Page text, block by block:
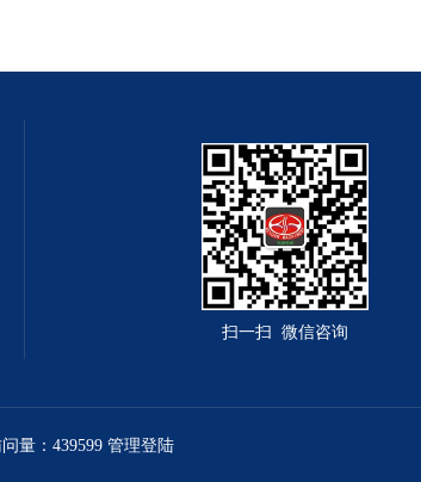
扫一扫 微信咨询
量：439599 管理登陆